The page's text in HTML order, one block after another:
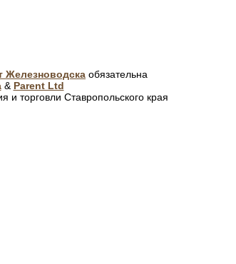
Железноводска обязательна
& Parent Ltd
и торговли Ставропольского края